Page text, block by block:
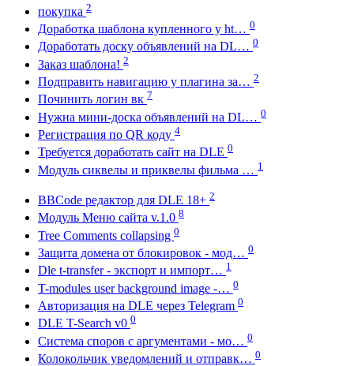
покупка 2
Доработка шаблона купленного у ht… 0
Доработать доску объявлений на DL… 0
Заказ шаблона! 2
Подправить навигацию у плагина за… 2
Починить логин вк 7
Нужна мини-доска объявлений на DL… 0
Регистрация по QR коду 4
Требуется доработать сайт на DLE 0
Модуль сиквелы и приквелы фильма … 1
BBCode редактор для DLE 18+ 2
Модуль Меню сайта v.1.0 8
Tree Comments collapsing 0
Защита домена от блокировок - мод… 0
Dle t-transfer - экспорт и импорт… 1
T-modules user background image -… 0
Авторизация на DLE через Telegram 0
DLE T-Search v0 0
Система споров с аргументами - мо… 0
Колокольчик уведомлений и отправк… 0